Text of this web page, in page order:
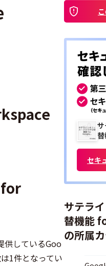
供しているGoo
1件となってい
セキ
サテラ
替機能
の所属